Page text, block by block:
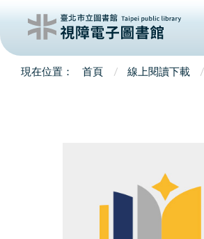
首頁 線上閱讀下載